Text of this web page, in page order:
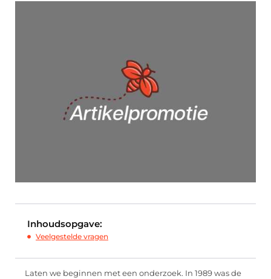
Inhoudsopgave:
Veelgestelde vragen
Laten we beginnen met een onderzoek. In 1989 was de